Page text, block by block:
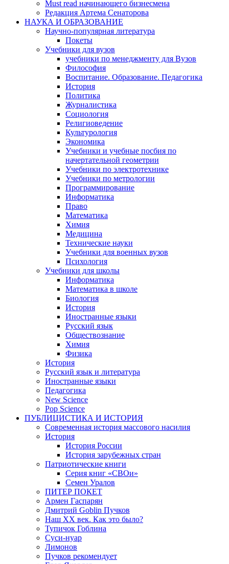
Must read начинающего бизнесмена
Редакция Артема Сенаторова
НАУКА И ОБРАЗОВАНИЕ
Научно-популярная литература
Покеты
Учебники для вузов
учебники по менеджменту для Вузов
Философия
Воспитание. Образование. Педагогика
История
Политика
Журналистика
Социология
Религиоведение
Культурология
Экономика
Учебники и учебные посбия по
начертательной геометрии
Учебники по электротехнике
Учебники по метрологии
Программирование
Информатика
Право
Математика
Химия
Медицина
Технические науки
Учебники для военных вузов
Психология
Учебники для школы
Информатика
Математика в школе
Биология
История
Иностранные языки
Русский язык
Обществознание
Химия
Физика
История
Русский язык и литература
Иностранные языки
Педагогика
New Science
Pop Science
ПУБЛИЦИСТИКА И ИСТОРИЯ
Современная история массового насилия
История
История России
История зарубежных стран
Патриотические книги
Серия книг «СВОи»
Семен Уралов
ПИТЕР ПОКЕТ
Армен Гаспарян
Дмитрий Goblin Пучков
Наш XX век. Как это было?
Тупичок Гоблина
Суси-нуар
Лимонов
Пучков рекомендует